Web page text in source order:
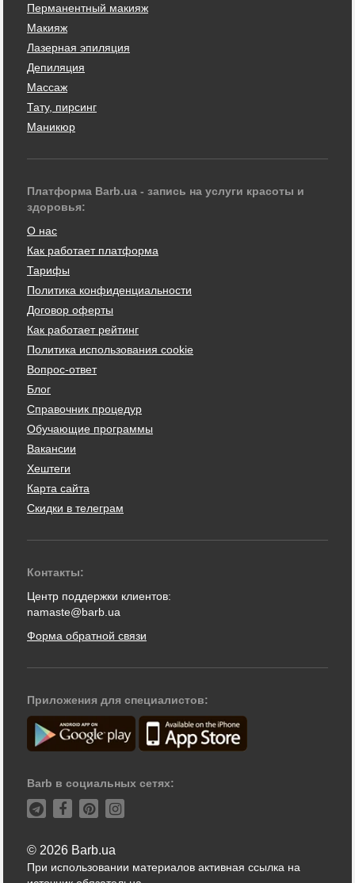
Перманентный макияж
Макияж
Лазерная эпиляция
Депиляция
Массаж
Тату, пирсинг
Маникюр
Платформа Barb.ua - запись на услуги красоты и
здоровья:
О нас
Как работает платформа
Тарифы
Политика конфиденциальности
Договор оферты
Как работает рейтинг
Политика использования cookie
Вопрос-ответ
Блог
Справочник процедур
Обучающие программы
Вакансии
Хештеги
Карта сайта
Скидки в телеграм
Контакты:
Центр поддержки клиентов:
namaste@barb.ua
Форма обратной связи
Приложения для специалистов:
Barb в социальных сетях:
© 2026 Barb.ua
При использовании материалов активная ссылка на